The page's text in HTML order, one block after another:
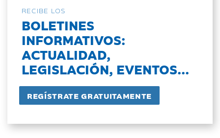
RECIBE LOS
BOLETINES
INFORMATIVOS:
ACTUALIDAD,
LEGISLACIÓN, EVENTOS...